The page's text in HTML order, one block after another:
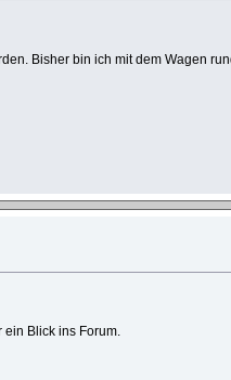
Bisher bin ich mit dem Wagen
ein Blick ins Forum.